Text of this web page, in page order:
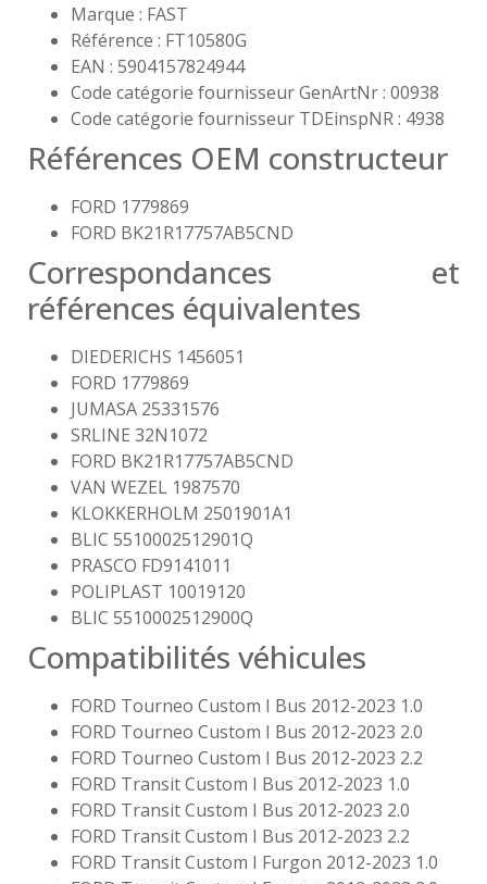
Marque : FAST
Référence : FT10580G
EAN : 5904157824944
Code catégorie fournisseur GenArtNr : 00938
Code catégorie fournisseur TDEinspNR : 4938
Références OEM constructeur
FORD 1779869
FORD BK21R17757AB5CND
Correspondances et
références équivalentes
DIEDERICHS 1456051
FORD 1779869
JUMASA 25331576
SRLINE 32N1072
FORD BK21R17757AB5CND
VAN WEZEL 1987570
KLOKKERHOLM 2501901A1
BLIC 5510002512901Q
PRASCO FD9141011
POLIPLAST 10019120
BLIC 5510002512900Q
Compatibilités véhicules
FORD Tourneo Custom I Bus 2012-2023 1.0
FORD Tourneo Custom I Bus 2012-2023 2.0
FORD Tourneo Custom I Bus 2012-2023 2.2
FORD Transit Custom I Bus 2012-2023 1.0
FORD Transit Custom I Bus 2012-2023 2.0
FORD Transit Custom I Bus 2012-2023 2.2
FORD Transit Custom I Furgon 2012-2023 1.0